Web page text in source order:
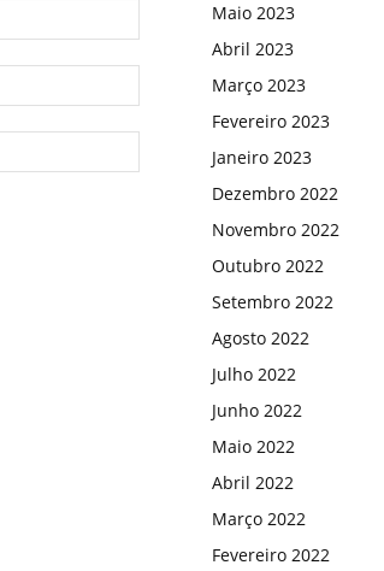
Maio 2023
Abril 2023
Março 2023
Fevereiro 2023
Janeiro 2023
Dezembro 2022
Novembro 2022
Outubro 2022
Setembro 2022
Agosto 2022
Julho 2022
Junho 2022
Maio 2022
Abril 2022
Março 2022
Fevereiro 2022